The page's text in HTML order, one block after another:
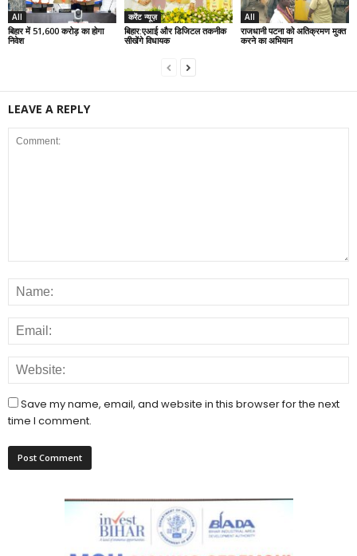
All
बिहार में 51,600 करोड़ का होगा
निवेश
करेंट न्यूज़
बिहार:एआई और डिजिटल तकनीक
सीखेंगे विधायक
All
राजधानी पटना को अतिक्रमण मुक्त
करने का अभियान
LEAVE A REPLY
Save my name, email, and website in this browser for the next
time I comment.